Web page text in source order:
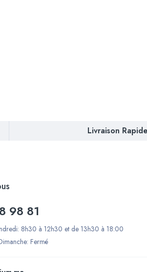
Livraison Rapide
98 81
8h30 à 12h30 et de 13h30 à 18:00
Fermé